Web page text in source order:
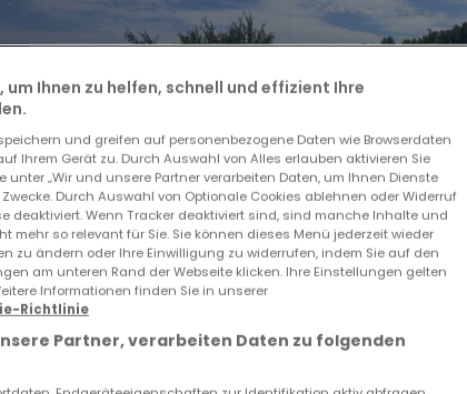
um Ihnen zu helfen, schnell und effizient Ihre
und greifen auf personenbezogene Daten wie Browserdaten
Ihrem Gerät zu. Durch Auswahl von Alles erlauben aktivieren Sie
„Wir und unsere Partner verarbeiten Daten, um Ihnen Dienste
Durch Auswahl von Optionale Cookies ablehnen oder Widerruf
deaktiviert. Wenn Tracker deaktiviert sind, sind manche Inhalte und
mehr so relevant für Sie. Sie können dieses Menü jederzeit wieder
zu ändern oder Ihre Einwilligung zu widerrufen, indem Sie auf den
am unteren Rand der Webseite klicken. Ihre Einstellungen gelten
Informationen finden Sie in unserer
Richtlinie
Partner, verarbeiten Daten zu folgenden